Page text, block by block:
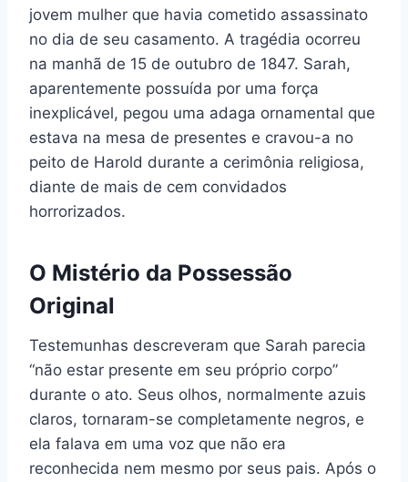
jovem mulher que havia cometido assassinato
no dia de seu casamento. A tragédia ocorreu
na manhã de 15 de outubro de 1847. Sarah,
aparentemente possuída por uma força
inexplicável, pegou uma adaga ornamental que
estava na mesa de presentes e cravou-a no
peito de Harold durante a cerimônia religiosa,
diante de mais de cem convidados
horrorizados.
O Mistério da Possessão
Original
Testemunhas descreveram que Sarah parecia
“não estar presente em seu próprio corpo”
durante o ato. Seus olhos, normalmente azuis
claros, tornaram-se completamente negros, e
ela falava em uma voz que não era
reconhecida nem mesmo por seus pais. Após o